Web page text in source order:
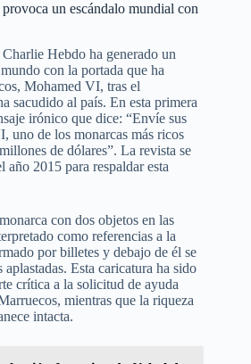
un escándalo mundial con
Hebdo ha generado un
con la portada que ha
Mohamed VI, tras el
sacudido al país. En esta primera
irónico que dice: “Envíe sus
uno de los monarcas más ricos
de dólares”. La revista se
año 2015 para respaldar esta
con dos objetos en las
como referencias a la
por billetes y debajo de él se
Esta caricatura ha sido
crítica a la solicitud de ayuda
mientras que la riqueza
intacta.